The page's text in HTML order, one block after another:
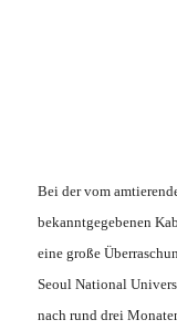
Bei der vom
bekanntgegebenen
eine große
Seoul National
nach rund drei